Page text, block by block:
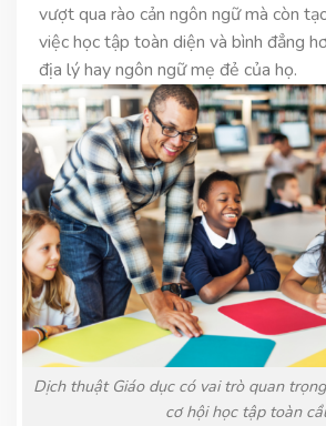
vượt qua rào cản ngôn ngữ mà còn
việc học tập toàn diện và bình đẳng
địa lý hay ngôn ngữ mẹ đẻ của họ.
Dịch thuật Giáo dục có vai trò quan
cơ hội học tập toàn